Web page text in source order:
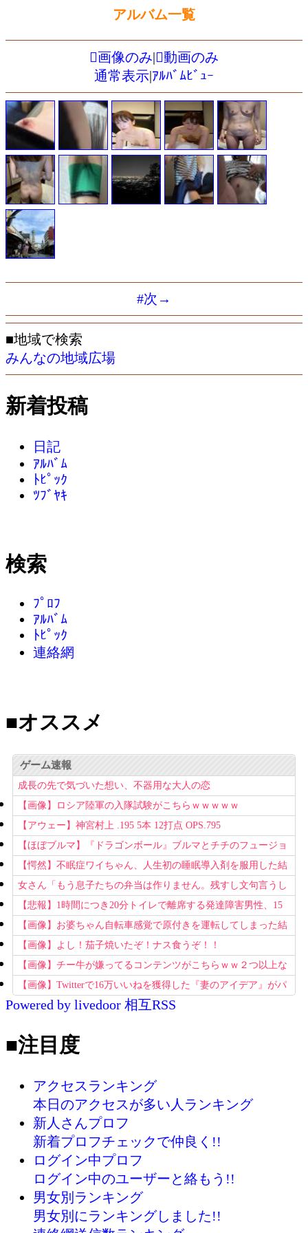
アルバム一覧
画像のみ|動画のみ
通常表示|ｱﾙﾊﾞﾑﾋﾞｭｰ
#次→
■地域で検索
みんなの地域広場
新着投稿
日記
ｱﾙﾊﾞﾑ
ﾄﾋﾟｯｸ
ﾂﾌﾞﾔｷ
検索
ﾌﾟﾛﾌ
ｱﾙﾊﾞﾑ
ﾄﾋﾟｯｸ
連絡網
■オススメ
ゲーム速報
成長の先で気づいた想い、不器用な大人の恋
【画像】ロシア陸軍の入隊試験がこちらｗｗｗｗｗ
【アウェー】神宮村上 .195 5本 12打点 OPS.795
【ほぼブルマ】『ドラゴンボール』ブルマとチチのフュージョ
ン、クッソ可愛すぎるwwwwwww
【愕然】不眠症ワイちゃん、人生初の睡眠導入剤を服用した結
果ｗｗｗｗ
女さん「もう息子たちの弁当は作りません。残すし文句言うし
もう知らない！」
【悲報】1時間につき20分トイレで離席する発達障害男性、15
回以上転職を重ねてしまう
【画像】お婆ちゃん自転車感覚で原付きを運転してしまった結
果www
【画像】よし！茄子焼いたぞ！ナス食うぞ！！
【画像】チー牛が嫌ってるコンテンツがこちらｗｗ２つ以上な
ら確定ｗｗ
【画像】Twitterで16万いいねを獲得した『妻のアイデア』がパ
クリで草www
Powered by livedoor 相互RSS
■注目度
アクセスランキング
本日のアクセスが多い人ランキング
新人さんプロフ
新着プロフチェックで仲良く!!
ログイン中プロフ
ログイン中のユーザーと絡もう!!
男女別ランキング
男女別にランキングしました!!